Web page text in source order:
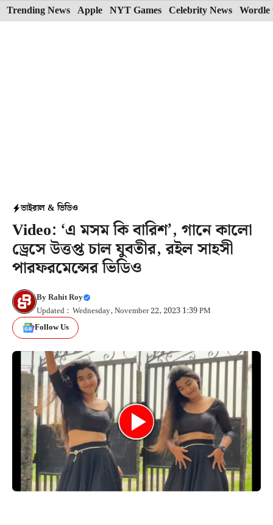
Skip
to
Trending News Apple NYT Games Celebrity News Wordle
ভাইরাল & ভিডিও
Video: ‘এ মসম কি বারিশ’, গানে কালো
ড্রেসে উত্তপ্ত চাল যুবতীর, রইল সাহসী
পারফরমেন্সের ভিডিও
ByRahit Roy
Updated : Wednesday, November 22, 2023 1:39 PM
Follow Us